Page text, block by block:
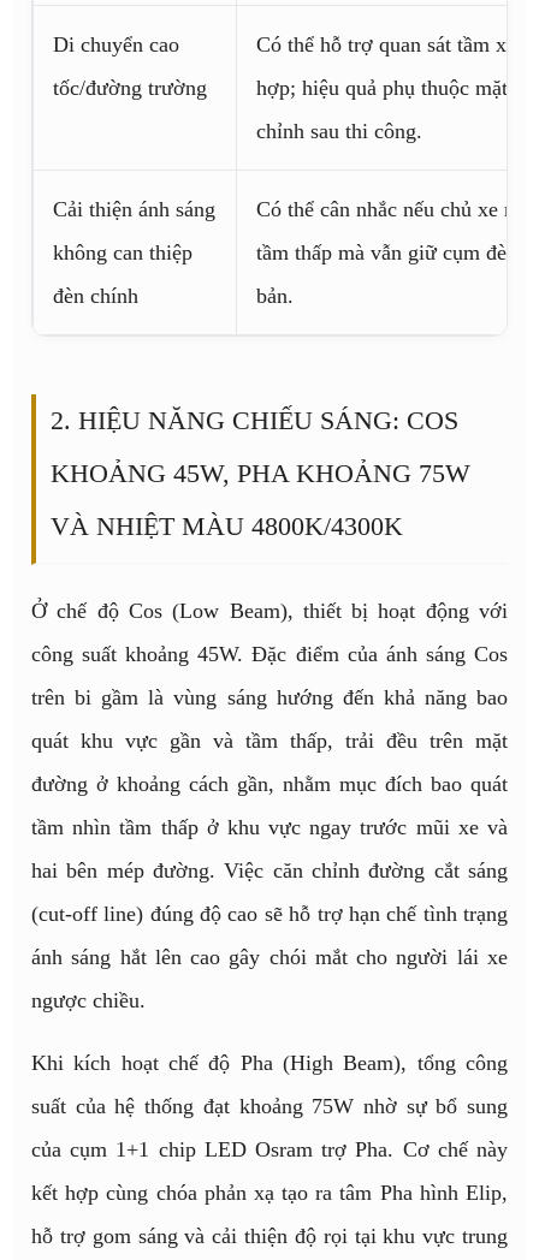
Di chuyển cao
tốc/đường trường
Có thể hỗ trợ quan sát tầm xa
hợp; hiệu quả phụ thuộc mặt
chỉnh sau thi công.
Cải thiện ánh sáng
không can thiệp
đèn chính
Có thể cân nhắc nếu chủ xe
tầm thấp mà vẫn giữ cụm đèn
bản.
2. HIỆU NĂNG CHIẾU SÁNG: COS
KHOẢNG 45W, PHA KHOẢNG 75W
VÀ NHIỆT MÀU 4800K/4300K
Ở chế độ Cos (Low Beam), thiết bị hoạt động với
công suất khoảng 45W. Đặc điểm của ánh sáng Cos
trên bi gầm là vùng sáng hướng đến khả năng bao
quát khu vực gần và tầm thấp, trải đều trên mặt
đường ở khoảng cách gần, nhằm mục đích bao quát
tầm nhìn tầm thấp ở khu vực ngay trước mũi xe và
hai bên mép đường. Việc căn chỉnh đường cắt sáng
(cut-off line) đúng độ cao sẽ hỗ trợ hạn chế tình trạng
ánh sáng hắt lên cao gây chói mắt cho người lái xe
ngược chiều.
Khi kích hoạt chế độ Pha (High Beam), tổng công
suất của hệ thống đạt khoảng 75W nhờ sự bổ sung
của cụm 1+1 chip LED Osram trợ Pha. Cơ chế này
kết hợp cùng chóa phản xạ tạo ra tâm Pha hình Elip,
hỗ trợ gom sáng và cải thiện độ rọi tại khu vực trung